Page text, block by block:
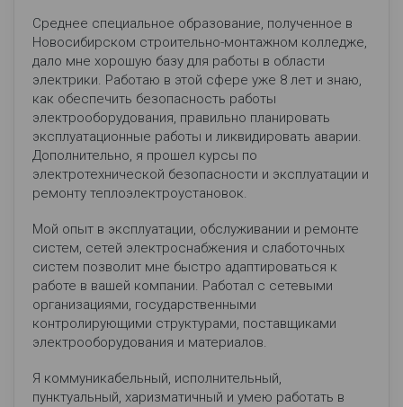
Среднее специальное образование, полученное в
Новосибирском строительно-монтажном колледже,
дало мне хорошую базу для работы в области
электрики. Работаю в этой сфере уже 8 лет и знаю,
как обеспечить безопасность работы
электрооборудования, правильно планировать
эксплуатационные работы и ликвидировать аварии.
Дополнительно, я прошел курсы по
электротехнической безопасности и эксплуатации и
ремонту теплоэлектроустановок.
Мой опыт в эксплуатации, обслуживании и ремонте
систем, сетей электроснабжения и слаботочных
систем позволит мне быстро адаптироваться к
работе в вашей компании. Работал с сетевыми
организациями, государственными
контролирующими структурами, поставщиками
электрооборудования и материалов.
Я коммуникабельный, исполнительный,
пунктуальный, харизматичный и умею работать в